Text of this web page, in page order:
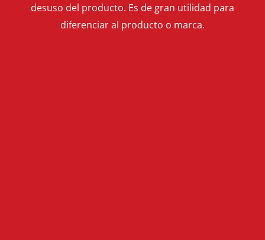
desuso del producto. Es de gran utilidad para
diferenciar al producto o marca.